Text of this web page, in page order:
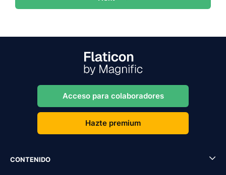
Acceso para colaboradores
Hazte premium
CONTENIDO